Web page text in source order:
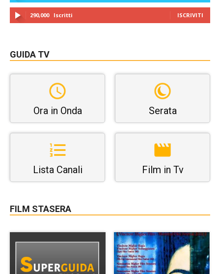
290,000 Iscritti ISCRIVITI
GUIDA TV
Ora in Onda Serata
Lista Canali Film in Tv
FILM STASERA